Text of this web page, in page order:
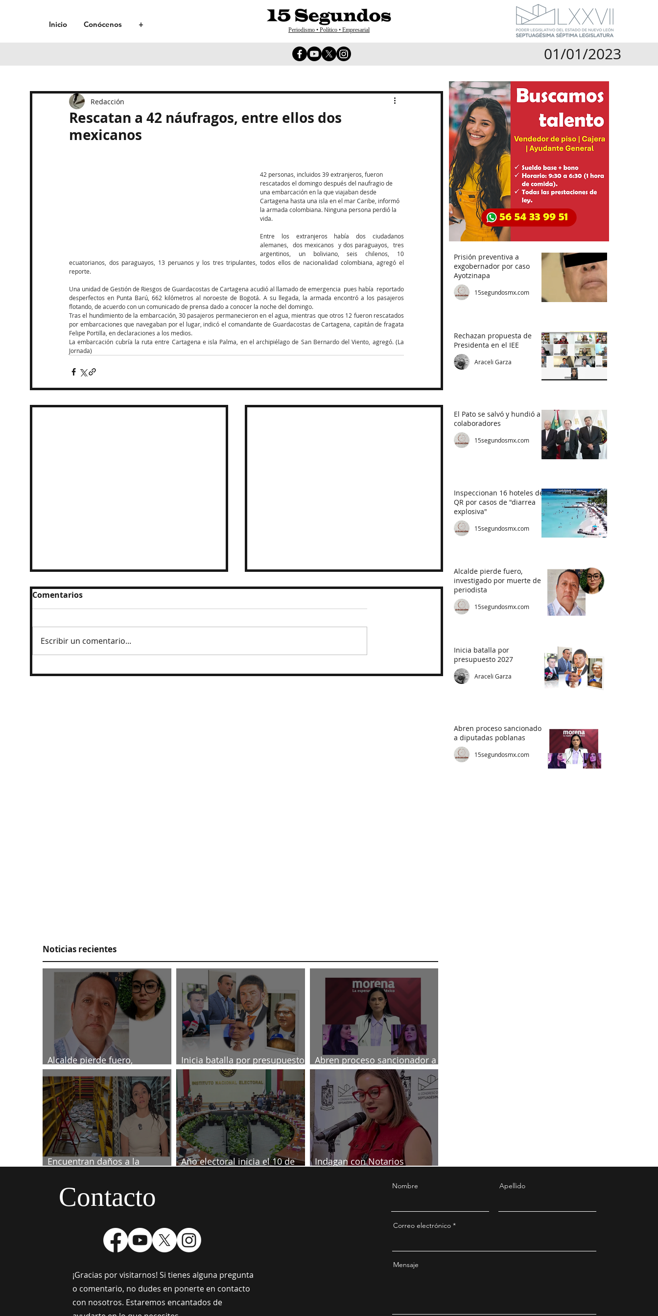
Inicio Conócenos +
Periodismo • Político • Empresarial
01/01/2023
Rescatan a 42 náufragos, entre ellos dos
mexicanos
Redacción
42 personas, incluidos 39 extranjeros, fueron
rescatados el domingo después del naufragio de
una embarcación en la que viajaban desde
Cartagena hasta una isla en el mar Caribe, informó
la armada colombiana. Ninguna persona perdió la
vida.
Entre los extranjeros había dos ciudadanos
alemanes,  dos mexicanos  y dos paraguayos,  tres
argentinos, un boliviano, seis chilenos, 10
ecuatorianos, dos paraguayos, 13 peruanos y los tres tripulantes, todos ellos de nacionalidad colombiana, agregó el
reporte.
Una unidad de Gestión de Riesgos de Guardacostas de Cartagena acudió al llamado de emergencia  pues había  reportado
desperfectos en Punta Barú, 662 kilómetros al noroeste de Bogotá. A su llegada, la armada encontró a los pasajeros
flotando, de acuerdo con un comunicado de prensa dado a conocer la noche del domingo.
Tras el hundimiento de la embarcación, 30 pasajeros permanecieron en el agua, mientras que otros 12 fueron rescatados
por embarcaciones que navegaban por el lugar, indicó el comandante de Guardacostas de Cartagena, capitán de fragata
Felipe Portilla, en declaraciones a los medios.
La embarcación cubría la ruta entre Cartagena e isla Palma, en el archipiélago de San Bernardo del Viento, agregó. (La
Jornada)
Comentarios
Escribir un comentario...
Prisión preventiva a
exgobernador por caso
Ayotzinapa
15segundosmx.com
Rechazan propuesta de
Presidenta en el IEE
Araceli Garza
El Pato se salvó y hundió a
colaboradores
15segundosmx.com
Inspeccionan 16 hoteles de
QR por casos de "diarrea
explosiva"
15segundosmx.com
Alcalde pierde fuero,
investigado por muerte de
periodista
15segundosmx.com
Inicia batalla por
presupuesto 2027
Araceli Garza
Abren proceso sancionador
a diputadas poblanas
15segundosmx.com
Noticias recientes
Alcalde pierde fuero,
investigado por muerte de
periodista
Inicia batalla por presupuesto
2027
Abren proceso sancionador a
diputadas poblanas
Encuentran daños a la
Año electoral inicia el 10 de
Indagan con Notarios
Contacto
¡Gracias por visitarnos! Si tienes alguna pregunta
o comentario, no dudes en ponerte en contacto
con nosotros. Estaremos encantados de
Nombre Apellido
Correo electrónico
Mensaje